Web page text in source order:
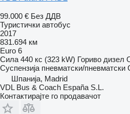
99.000 € Без ДДВ
Туристички автобус
2017
831.694 км
Euro 6
Сила 440 кс (323 kW) Гориво дизел
Суспензија пневматски/пневматски
Шпанија, Madrid
VDL Bus & Coach España S.L.
Контактирајте го продавачот